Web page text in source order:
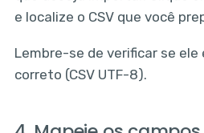
e localize o CSV que você
Lembre-se de verificar se
correto (CSV UTF-8).